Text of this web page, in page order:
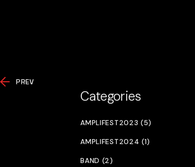
PREV
Categories
AMPLIFEST2023 (5)
AMPLIFEST2024 (1)
BAND (2)